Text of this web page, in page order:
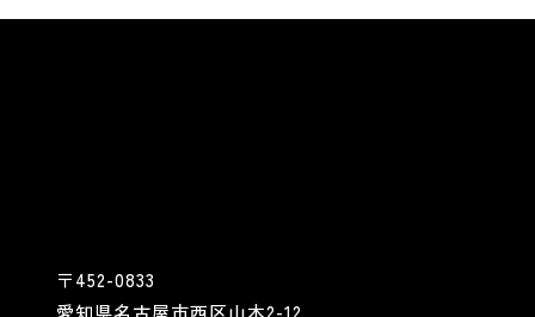
〒452-0833
愛知県名古屋市西区山木2-12